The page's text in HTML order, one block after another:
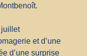
et d’une
d’une surprise